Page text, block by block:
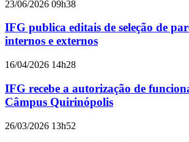
23/06/2026 09h38
IFG publica editais de seleção de
internos e externos
16/04/2026 14h28
IFG recebe a autorização de
Câmpus Quirinópolis
26/03/2026 13h52